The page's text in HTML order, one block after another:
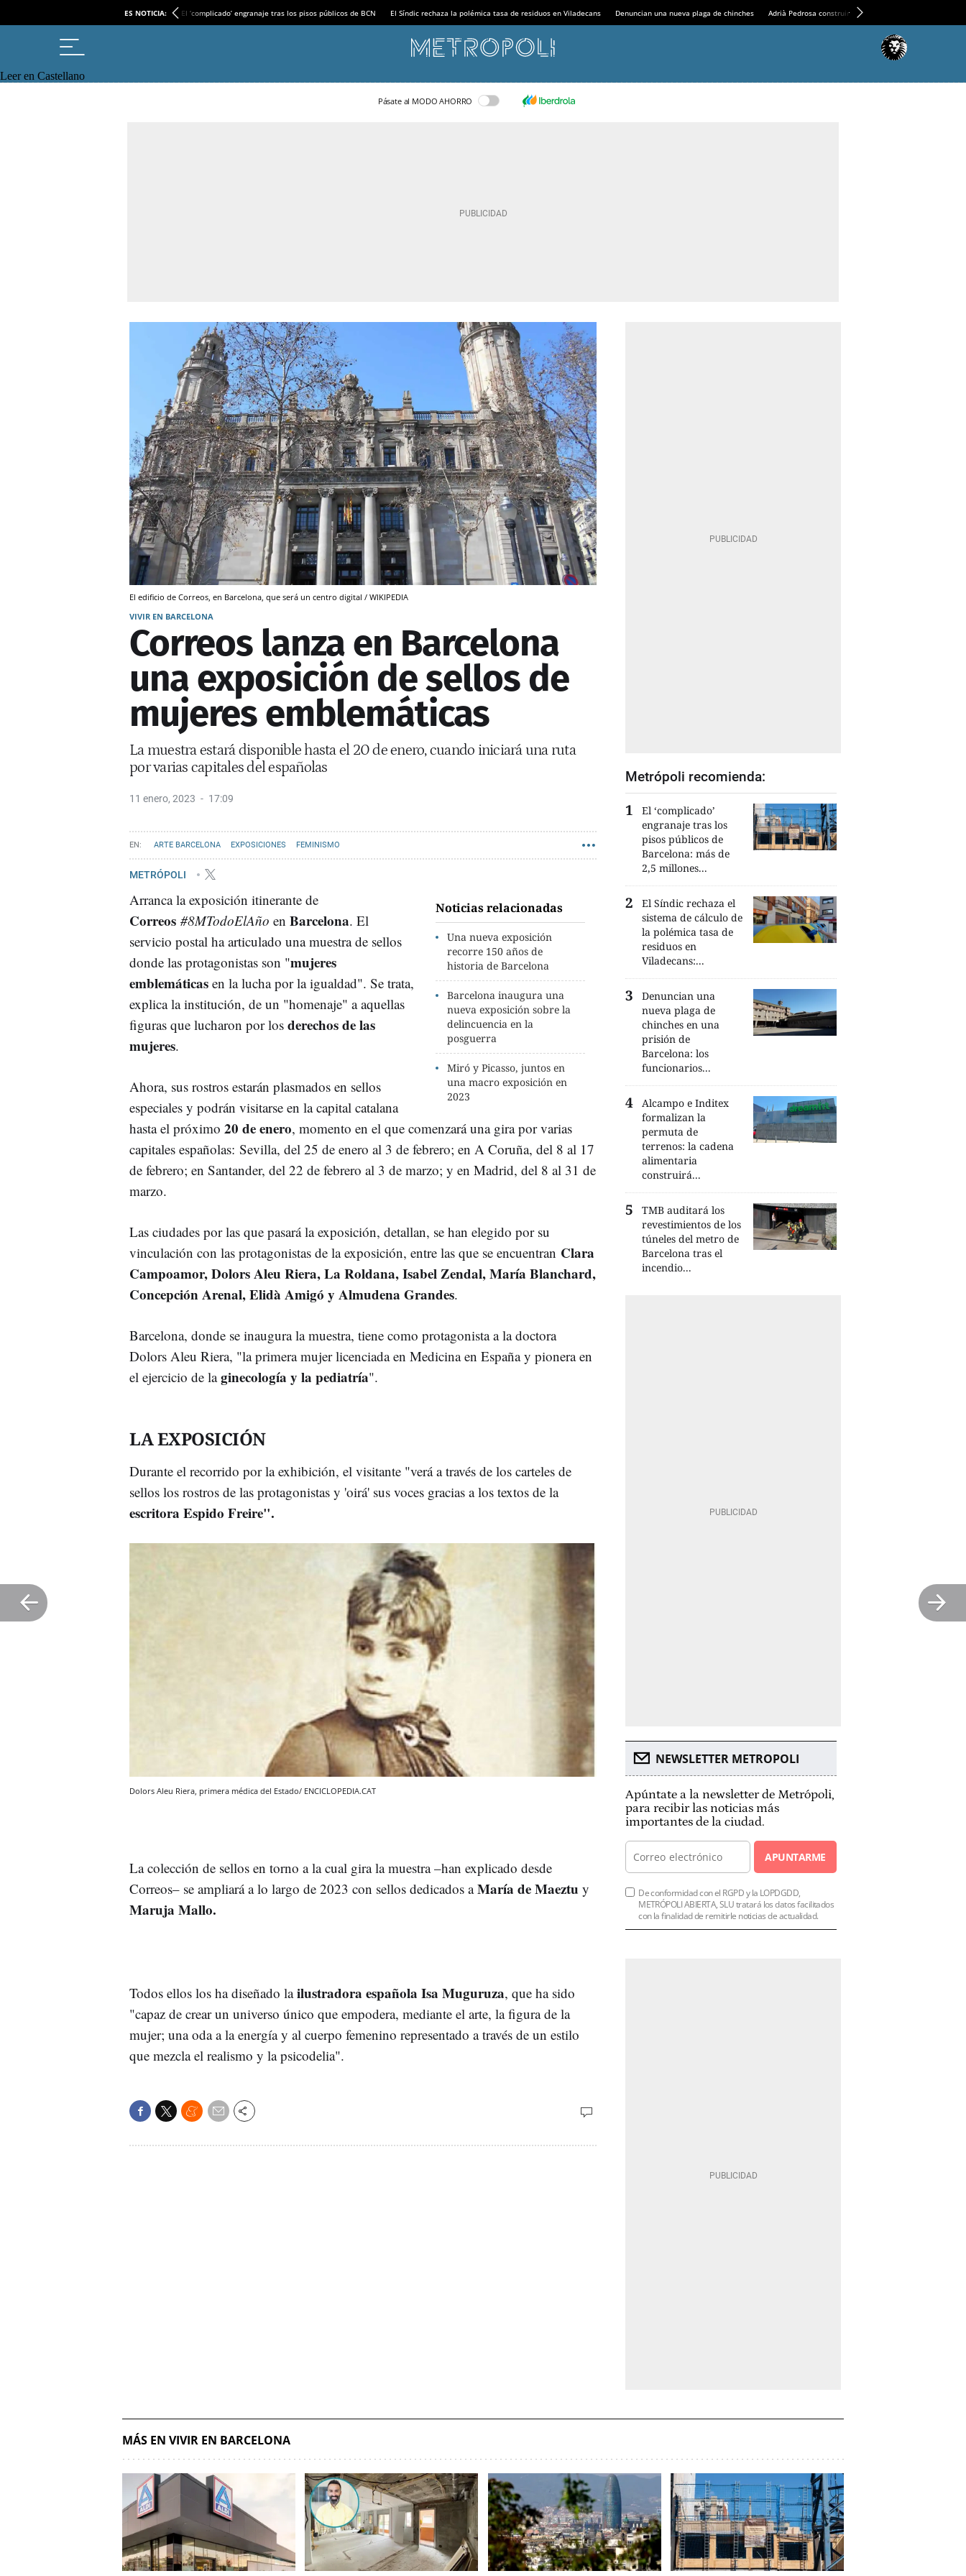
ES NOTICIA: El ‘complicado’ engranaje tras los pisos públicos de BCN El Síndic rechaza la polémica tasa de residuos en Viladecans Denuncian una nueva plaga de chinches Adrià Pedrosa construirá la nueva residencia en el
Leer en Castellano
Pásate al MODO AHORRO
El edificio de Correos, en Barcelona, que será un centro digital / WIKIPEDIA
VIVIR EN BARCELONA
Correos lanza en Barcelona
una exposición de sellos de
mujeres emblemáticas
La muestra estará disponible hasta el 20 de enero, cuando iniciará una ruta
por varias capitales del españolas
11 enero, 2023 17:09
ARTE BARCELONA EXPOSICIONES FEMINISMO
METRÓPOLI
Noticias relacionadas
Una nueva exposición
recorre 150 años de
historia de Barcelona
Barcelona inaugura una
nueva exposición sobre la
delincuencia en la
posguerra
Miró y Picasso, juntos en
una macro exposición en
2023
Arranca la exposición itinerante de
Correos #8MTodoElAño en Barcelona. El
servicio postal ha articulado una muestra de sellos
donde las protagonistas son "mujeres
emblemáticas en la lucha por la igualdad". Se trata,
explica la institución, de un "homenaje" a aquellas
figuras que lucharon por los derechos de las
mujeres.
Ahora, sus rostros estarán plasmados en sellos
especiales y podrán visitarse en la capital catalana
hasta el próximo 20 de enero, momento en el que comenzará una gira por varias
capitales españolas: Sevilla, del 25 de enero al 3 de febrero; en A Coruña, del 8 al 17
de febrero; en Santander, del 22 de febrero al 3 de marzo; y en Madrid, del 8 al 31 de
marzo.
Las ciudades por las que pasará la exposición, detallan, se han elegido por su
vinculación con las protagonistas de la exposición, entre las que se encuentran Clara
Campoamor, Dolors Aleu Riera, La Roldana, Isabel Zendal, María Blanchard,
Concepción Arenal, Elidà Amigó y Almudena Grandes.
Barcelona, donde se inaugura la muestra, tiene como protagonista a la doctora
Dolors Aleu Riera, "la primera mujer licenciada en Medicina en España y pionera en
el ejercicio de laginecología y la pediatría".
LA EXPOSICIÓN
Durante el recorrido por la exhibición, el visitante "verá a través de los carteles de
sellos los rostros de las protagonistas y 'oirá' sus voces gracias a los textos de la
escritora Espido Freire".
Dolors Aleu Riera, primera médica del Estado/ ENCICLOPEDIA.CAT
La colección de sellos en torno a la cual gira la muestra –han explicado desde
Correos– se ampliará a lo largo de 2023 con sellos dedicados aMaría de Maeztu y
Maruja Mallo.
Todos ellos los ha diseñado lailustradora española Isa Muguruza, que ha sido
"capaz de crear un universo único que empodera, mediante el arte, la figura de la
mujer; una oda a la energía y al cuerpo femenino representado a través de un estilo
que mezcla el realismo y la psicodelia".
Metrópoli recomienda:
El ‘complicado’
engranaje tras los
pisos públicos de
Barcelona: más de
2,5 millones...
El Síndic rechaza el
sistema de cálculo de
la polémica tasa de
residuos en
Viladecans:...
Denuncian una
nueva plaga de
chinches en una
prisión de
Barcelona: los
funcionarios...
Alcampo e Inditex
formalizan la
permuta de
terrenos: la cadena
alimentaria
construirá...
TMB auditará los
revestimientos de los
túneles del metro de
Barcelona tras el
incendio...
NEWSLETTER METROPOLI
Apúntate a la newsletter de Metrópoli,
para recibir las noticias más
importantes de la ciudad.
APUNTARME
De conformidad con el RGPD y la LOPDGDD,
METRÓPOLI ABIERTA, SLU tratará los datos facilitados
con la finalidad de remitirle noticias de actualidad.
MÁS EN VIVIR EN BARCELONA